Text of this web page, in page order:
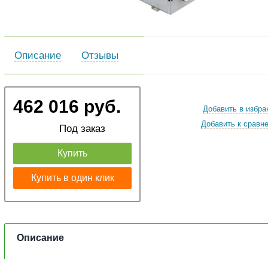
Описание Отзывы
462 016 руб.
Под заказ
Купить
Купить в один клик
Добавить в
Добавить к
Описание